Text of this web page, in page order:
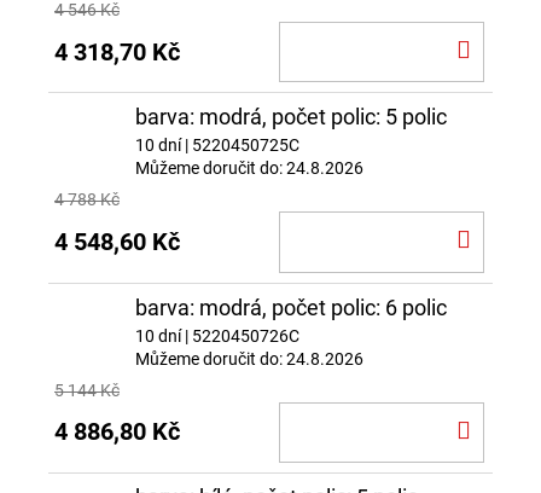
4 546 Kč
4 318,70 Kč
barva: modrá, počet polic: 5 polic
10 dní| 5220450725C
Můžeme doručit do:24.8.2026
4 788 Kč
4 548,60 Kč
barva: modrá, počet polic: 6 polic
10 dní| 5220450726C
Můžeme doručit do:24.8.2026
5 144 Kč
4 886,80 Kč